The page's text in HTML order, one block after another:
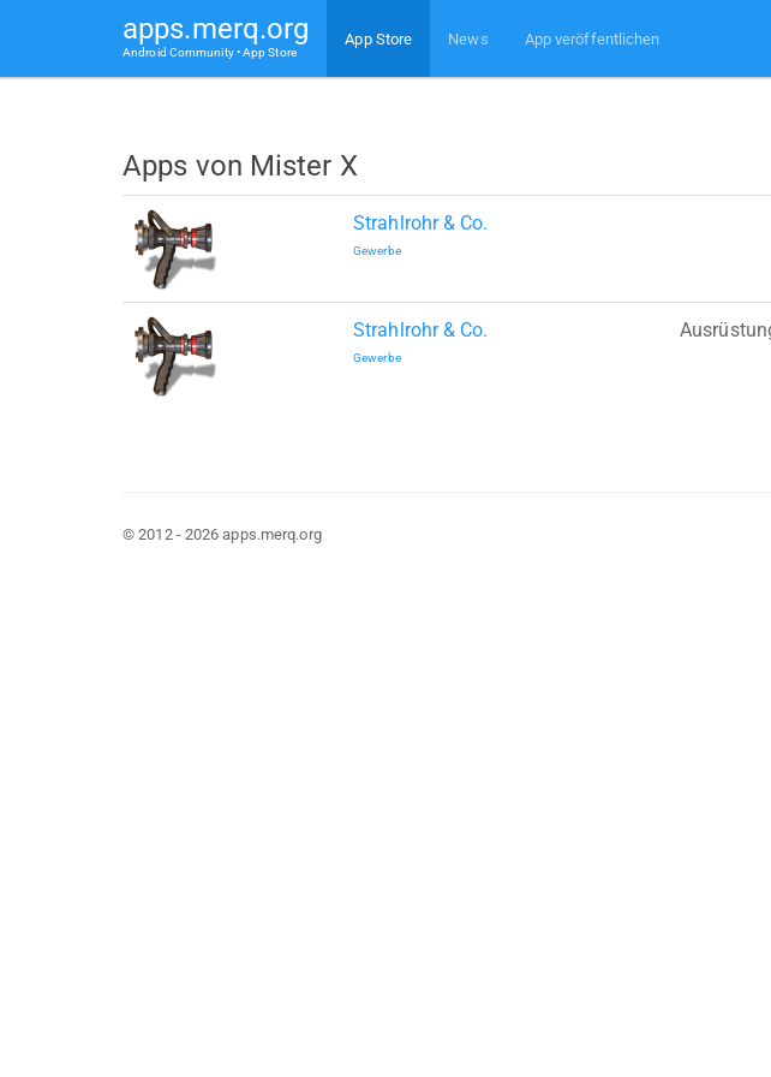
apps.merq.org
Android Community • App Store
App Store News App veröffentlichen
Apps von Mister X
Strahlrohr & Co.
Gewerbe
Strahlrohr & Co.
Gewerbe
© 2012 - 2026 apps.merq.org